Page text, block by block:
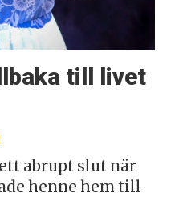
till livet
abrupt slut när
henne hem till